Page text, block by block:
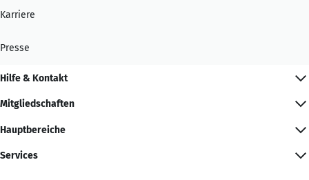
Karriere
Presse
Hilfe & Kontakt
Mitgliedschaften
Hauptbereiche
Services